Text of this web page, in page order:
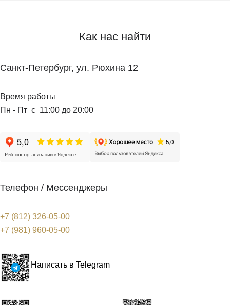
Как нас найти
Телефон / Мессенджеры
+7 (812) 326-05-00
+7 (981) 960-05-00
Написать в Telegram
Санкт-Петербург, ул. Рюхина 12
Время работы
Пн - Пт с 11:00 до 20:00